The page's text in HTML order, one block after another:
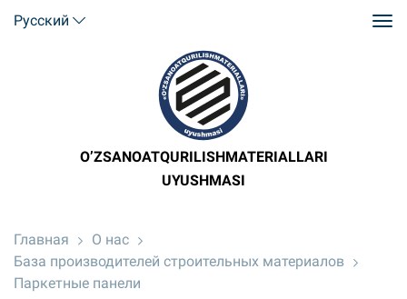
Русский
O’ZSANOATQURILISHMATERIALLARI
UYUSHMASI
Главная
О нас
База производителей строительных материалов
Паркетные панели